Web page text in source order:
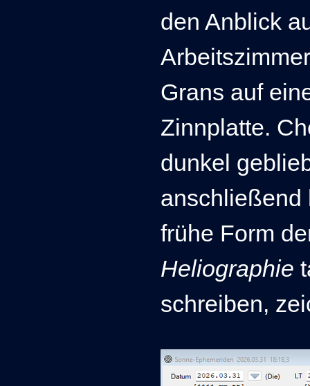
den Anblick
Grans auf
Zinnplatte.
dunkel
anschließend
frühe Form
Heliographie
schreiben,